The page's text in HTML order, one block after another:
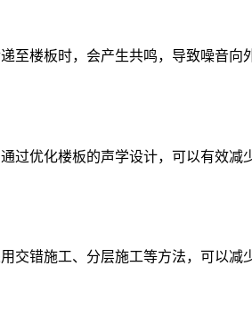
至楼板时，会产生共鸣，导致噪音
过优化楼板的声学设计，可以有效
交错施工、分层施工等方法，可以减